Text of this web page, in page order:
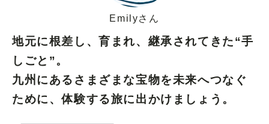
Emilyさん
地元に根差し、育まれ、継承されてきた“手
しごと”。
九州にあるさまざまな宝物を未来へつなぐ
ために、体験する旅に出かけましょう。